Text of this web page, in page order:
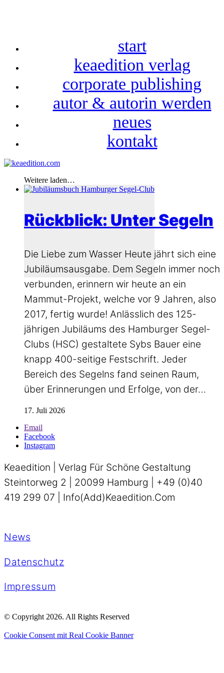
start
keaedition verlag
corporate publishing
autor & autorin werden
neues
kontakt
Weitere laden…
Rückblick: Unter Segeln
Die Liebe zum Wasser Heute jährt sich eine
Jubiläumsausgabe. Dem Segeln immer noch
verbunden, erinnern wir heute an ein
Mammut-Projekt, welche vor 9 Jahren, also
2017, fertig wurde! Anlässlich des 125-
jährigen Jubiläums des Hamburger Segel-
Clubs (HSC) gestaltete Sybs Bauer eine
knapp 400-seitige Festschrift. Jeder
Bereich des Segelns fand seinen Raum,
über Erinnerungen und Erfolge, von der…
17. Juli 2026
Email
Facebook
Instagram
Keaedition | Verlag Für Schöne Gestaltung
Steintorweg 2 | 20099 Hamburg | +49 (0)40
419 299 07 | Info(add)keaedition.com
News
Datenschutz
Impressum
© Copyright 2026. All Rights Reserved
Cookie Consent mit Real Cookie Banner